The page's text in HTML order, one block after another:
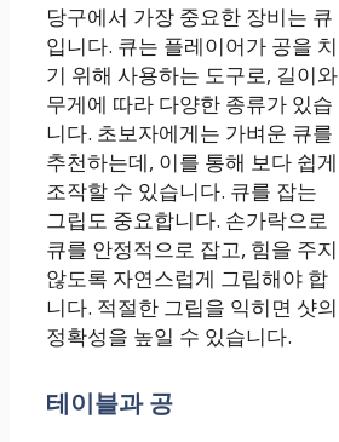
당구에서 가장 중요한 장비는 큐
입니다. 큐는 플레이어가 공을 치
기 위해 사용하는 도구로, 길이와
무게에 따라 다양한 종류가 있습
니다. 초보자에게는 가벼운 큐를
추천하는데, 이를 통해 보다 쉽게
조작할 수 있습니다. 큐를 잡는
그립도 중요합니다. 손가락으로
큐를 안정적으로 잡고, 힘을 주지
않도록 자연스럽게 그립해야 합
니다. 적절한 그립을 익히면 샷의
정확성을 높일 수 있습니다.
테이블과 공